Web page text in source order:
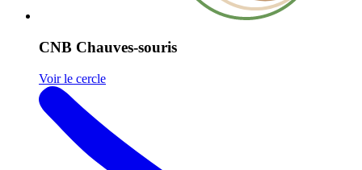
CNB Chauves-souris
Voir le cercle